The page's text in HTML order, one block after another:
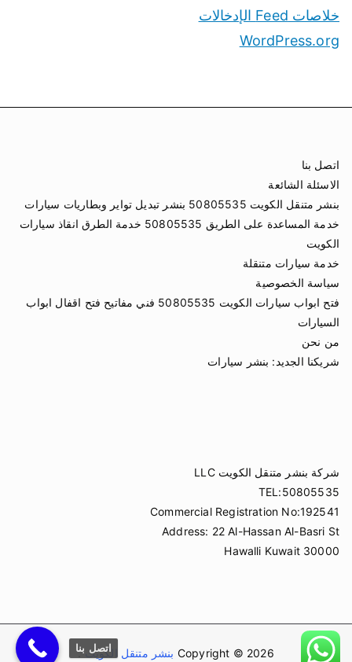
خلاصات Feed الإدخالات
WordPress.org
اتصل بنا
الاسئلة الشائعة
بنشر متنقل الكويت 50805535 بنشر تبديل تواير وبطاريات سيارات
خدمة المساعدة على الطريق 50805535 خدمة الطرق انقاذ سيارات
الكويت
خدمة سيارات متنقلة
سياسة الخصوصية
فتح ابواب سيارات الكويت 50805535 فني مفاتيح فتح اقفال ابواب
السيارات
من نحن
شريكنا الجديد: بنشر سيارات
شركة بنشر متنقل الكويت LLC
TEL:50805535
Commercial Registration No:192541
Address: 22 Al-Hassan Al-Basri St
Hawalli Kuwait 30000
Copyright © 2026 بنشر متنقل الكويت.
اتصل بنا